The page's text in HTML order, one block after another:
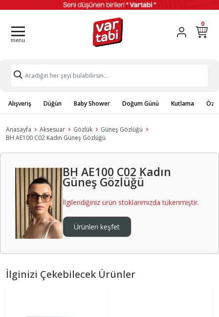
0
Alışveriş Düğün Baby Shower Doğum Günü Kutlama
Anasayfa Aksesuar Gözlük
Güneş Gözlüğü
BH AE100 C02 Kadın Güneş Gözlüğü
BH AE100 C02 Kadın
Güneş Gözlüğü
İlgilendiğiniz ürün stoklarımızda tükenmiştir.
Ürünleri keşfet
İlginizi Çekebilecek Ürünler